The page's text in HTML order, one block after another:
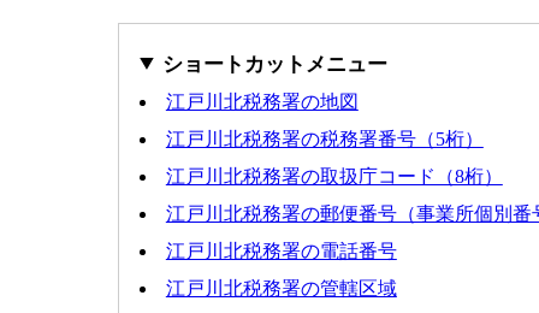
ショートカットメニュー
江戸川北税務署の地図
江戸川北税務署の税務署番号（5桁）
江戸川北税務署の取扱庁コード（8桁）
江戸川北税務署の郵便番号（事業所個別番
江戸川北税務署の電話番号
江戸川北税務署の管轄区域